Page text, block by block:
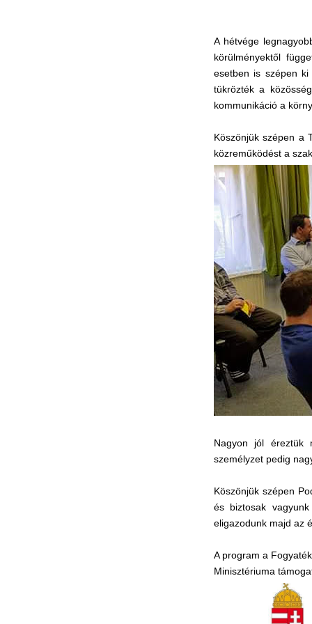
A hétvége
körülményektől
esetben is szépen
tükrözték a
kommunikáció a
Köszönjük szépen a
közreműködést a
Nagyon jól éreztük
személyzet pedig
Köszönjük szépen
és biztosak
eligazodunk majd az
A program a
Minisztériuma